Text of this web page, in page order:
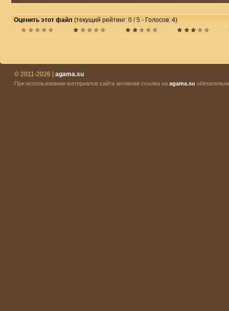
Оценить этот файл (текущий рейтинг: 0 / 5 - Голосов: 4)
© 2011-2026 | agama.su
При использовании материалов сайта активная ссылка на agama.su